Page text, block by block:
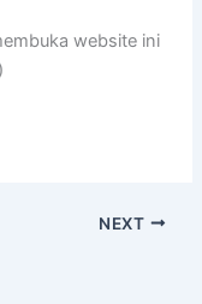
website ini
NEXT